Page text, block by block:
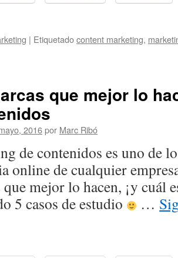
| Etiquetadocontent marketing,
que mejor lo
2016por Marc Ribó
de contenidos es uno de
online de cualquier
que mejor lo hacen, ¡y cuál
5 casos de estudio
…